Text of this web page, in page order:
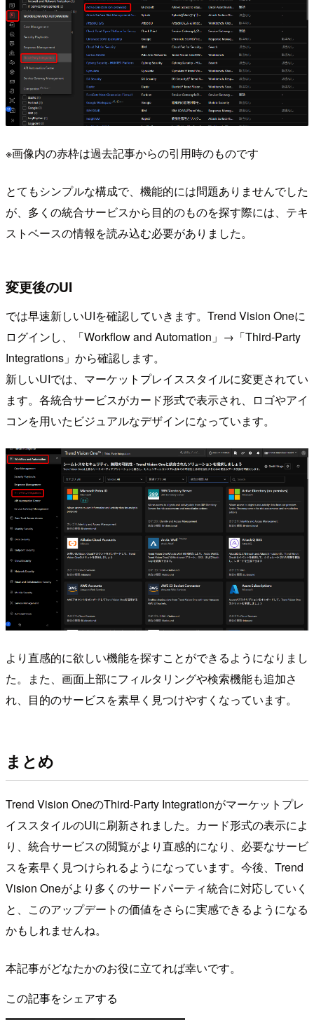
※画像内の赤枠は過去記事からの引用時のものです
とてもシンプルな構成で、機能的には問題ありませんでした
が、多くの統合サービスから目的のものを探す際には、テキ
ストベースの情報を読み込む必要がありました。
変更後のUI
では早速新しいUIを確認していきます。Trend Vision Oneに
ログインし、「Workflow and Automation」→「Third-Party
Integrations」から確認します。
新しいUIでは、マーケットプレイススタイルに変更されてい
ます。各統合サービスがカード形式で表示され、ロゴやアイ
コンを用いたビジュアルなデザインになっています。
より直感的に欲しい機能を探すことができるようになりまし
た。また、画面上部にフィルタリングや検索機能も追加さ
れ、目的のサービスを素早く見つけやすくなっています。
まとめ
Trend Vision OneのThird-Party Integrationがマーケットプレ
イススタイルのUIに刷新されました。カード形式の表示によ
り、統合サービスの閲覧がより直感的になり、必要なサービ
スを素早く見つけられるようになっています。今後、Trend
Vision Oneがより多くのサードパーティ統合に対応していく
と、このアップデートの価値をさらに実感できるようになる
かもしれませんね。
本記事がどなたかのお役に立てれば幸いです。
この記事をシェアする